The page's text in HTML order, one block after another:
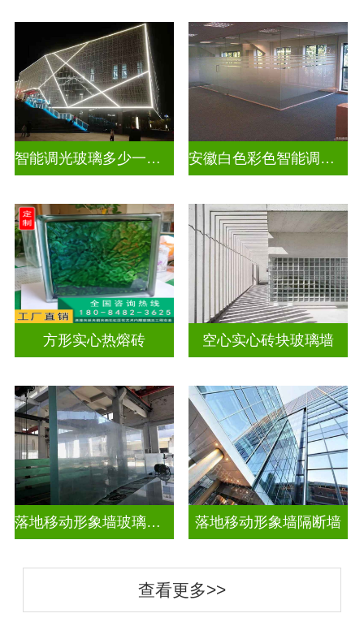
智能调光玻璃多少一平方米 安徽白色彩色智能调光玻璃厂家
方形实心热熔砖 空心实心砖块玻璃墙
落地移动形象墙玻璃屏风隔断 落地移动形象墙隔断墙
查看更多>>